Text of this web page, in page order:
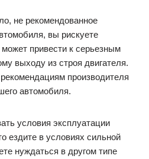
не рекомендованное
вы рискуете
привести к серьезным
выходу из строя двигателя.
производителя
автомобиля.
условия эксплуатации
ездите в условиях сильной
нуждаться в другом типе